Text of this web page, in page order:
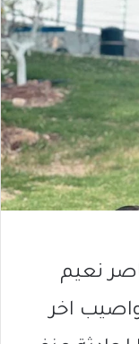
نعيم
واصيب اخر